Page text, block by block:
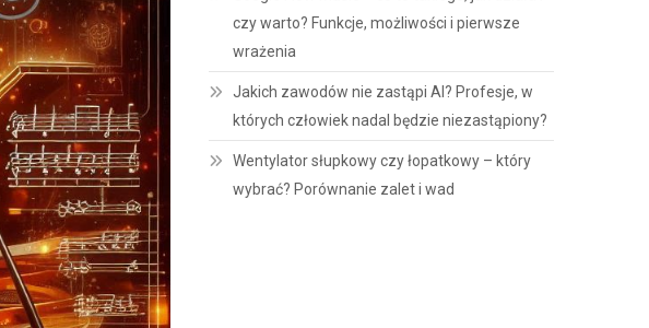
czy warto? Funkcje, możliwości i pierwsze
wrażenia
Jakich zawodów nie zastąpi AI? Profesje, w
których człowiek nadal będzie niezastąpiony?
Wentylator słupkowy czy łopatkowy – który
wybrać? Porównanie zalet i wad